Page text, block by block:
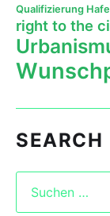
Qualifizierung
right to the
SEARCH